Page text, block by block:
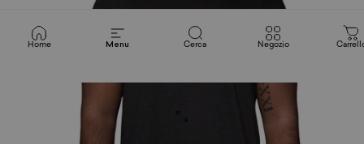
Home Menu Cerca Negozio